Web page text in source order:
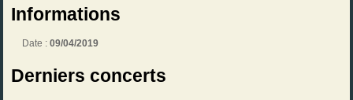
Informations
Date :09/04/2019
Derniers concerts